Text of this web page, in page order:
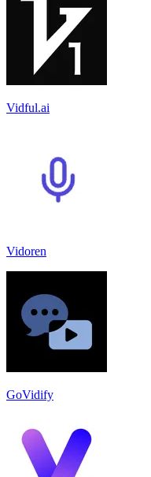
Vidful.ai
Vidoren
GoVidify